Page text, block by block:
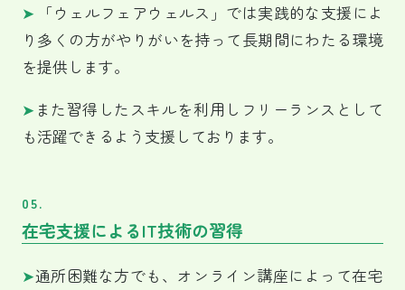
➤ 「ウェルフェアウェルス」では実践的な支援によ
り多くの方がやりがいを持って長期間にわたる環境
を提供します。
➤ また習得したスキルを利用しフリーランスとして
も活躍できるよう支援しております。
05.
在宅支援によるIT技術の習得
➤通所困難な方でも、オンライン講座によって在宅